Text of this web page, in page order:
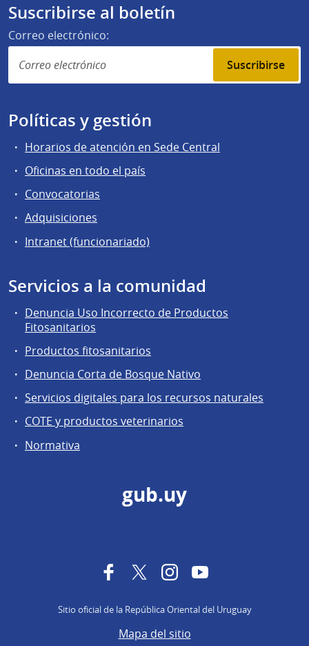
Suscribirse al boletín
Correo electrónico:
Suscribirse
Políticas y gestión
Horarios de atención en Sede Central
Oficinas en todo el país
Convocatorias
Adquisiciones
Intranet (funcionariado)
Servicios a la comunidad
Denuncia Uso Incorrecto de Productos
Fitosanitarios
Productos fitosanitarios
Denuncia Corta de Bosque Nativo
Servicios digitales para los recursos naturales
COTE y productos veterinarios
Normativa
gub.uy
FacebookTwitterInstagramYouTube
Sitio oficial de la República Oriental del Uruguay
Mapa del sitio